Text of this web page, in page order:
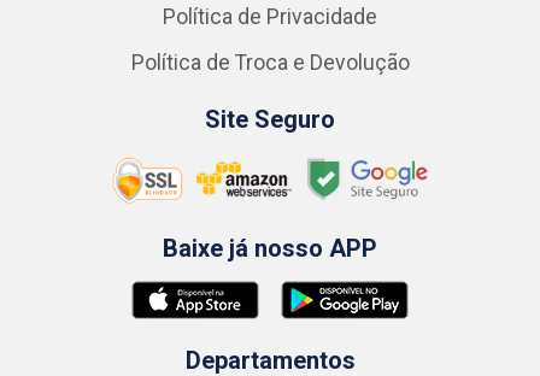
Política de Privacidade
Política de Troca e Devolução
Site Seguro
Baixe já nosso APP
Departamentos